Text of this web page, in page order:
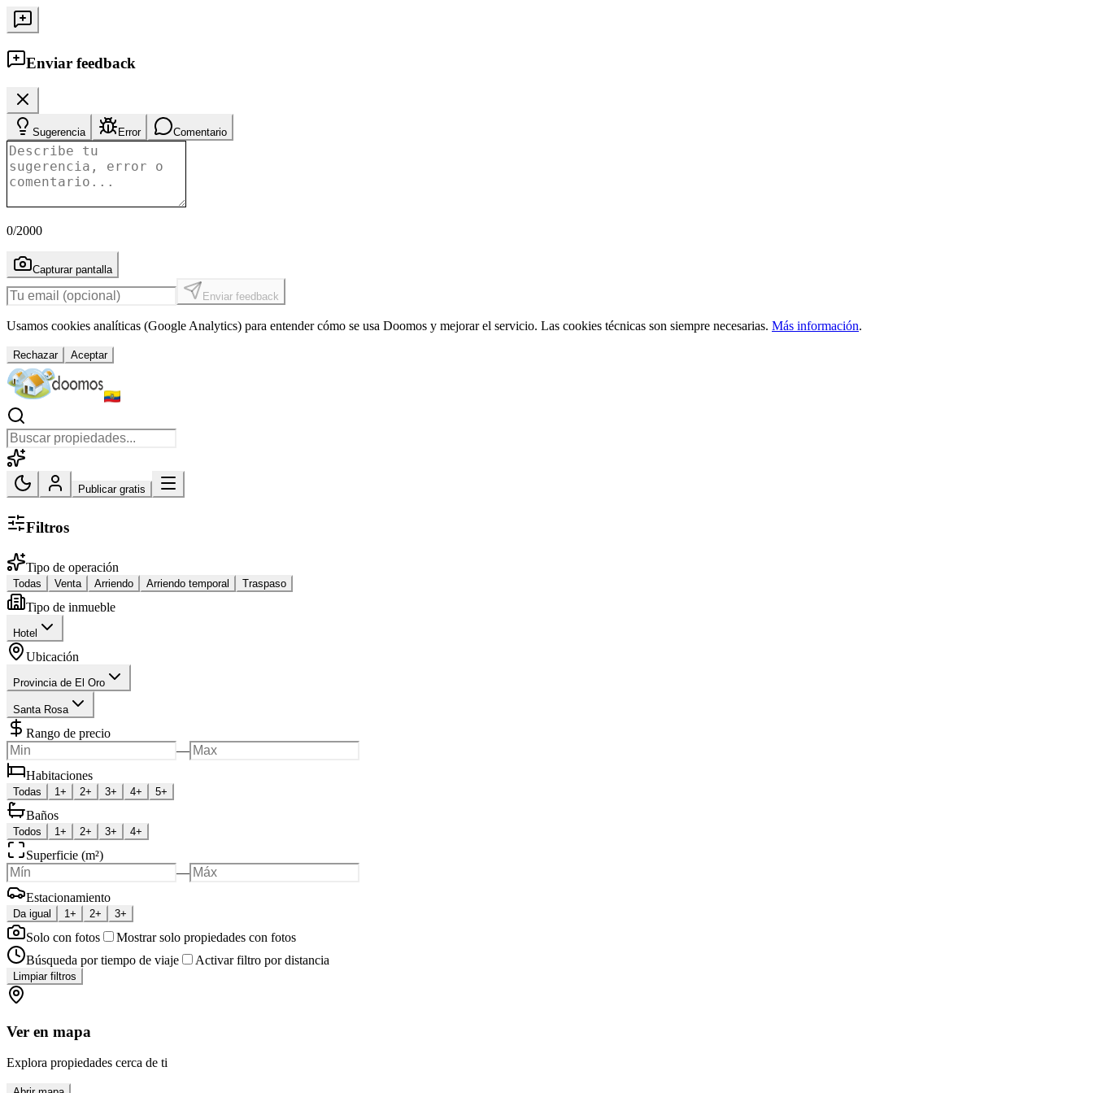
Enviar feedback
Sugerencia Error Comentario
0/2000
Capturar pantalla
Enviar feedback
Usamos cookies analíticas (Google Analytics) para entender cómo se usa Doomos y mejorar el servicio. Las cookies técnicas son siempre necesarias. Más información.
Rechazar Aceptar
Publicar gratis
Filtros
Tipo de operación
Todas Venta Arriendo Arriendo temporal Traspaso
Tipo de inmueble
Hotel
Ubicación
Provincia de El Oro
Santa Rosa
Rango de precio
—
Habitaciones
Todas 1+ 2+ 3+ 4+ 5+
Baños
Todos 1+ 2+ 3+ 4+
Superficie (m²)
—
Estacionamiento
Da igual 1+ 2+ 3+
Solo con fotos
Mostrar solo propiedades con fotos
Búsqueda por tiempo de viaje
Activar filtro por distancia
Limpiar filtros
Ver en mapa
Explora propiedades cerca de ti